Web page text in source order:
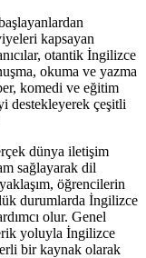
kapsayan
otantik İngilizce
okuma ve yazma
komedi ve eğitim
destekleyerek çeşitli
dünya iletişim
sağlayarak dil
öğrencilerin
durumlarda İngilizce
olur. Genel
yoluyla İngilizce
bir kaynak olarak